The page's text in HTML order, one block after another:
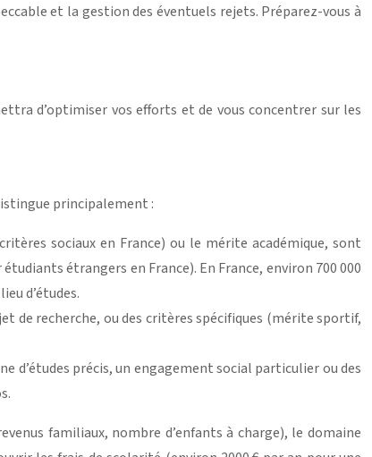
et la gestion des éventuels rejets. Préparez-vous à
d’optimiser vos efforts et de vous concentrer sur les
principalement :
sociaux en France) ou le mérite académique, sont
étrangers en France). En France, environ 700 000
d’études.
de recherche, ou des critères spécifiques (mérite sportif,
d’études précis, un engagement social particulier ou des
familiaux, nombre d’enfants à charge), le domaine